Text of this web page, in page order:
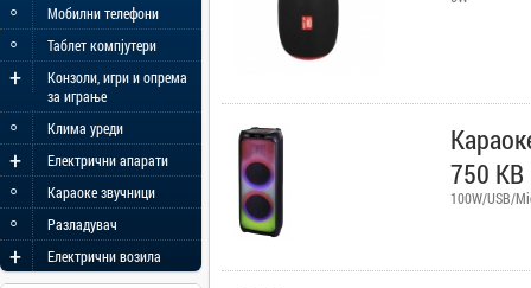
Мобилни телефони
◦
Таблет компјутери
◦
Конзоли, игри и опрема
за играње
+
Клима уреди
◦
Електрични апарати
+
Караоке звучници
◦
Разладувач
◦
Електрични возила
+
750
100W/USB/